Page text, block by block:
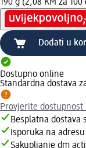
190 g (2,08 KM za 100
Dodati u
Dostupno online
Standardna dostava
Provjerite
Besplatna dostava
Isporuka na
Sakupljanje dm